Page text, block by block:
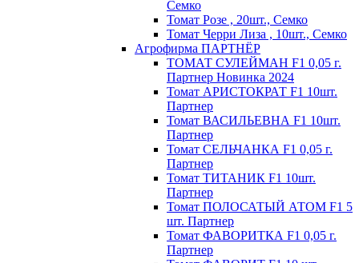
Семко
Томат Розе , 20шт., Семко
Томат Черри Лиза , 10шт., Семко
Агрофирма ПАРТНЁР
ТОМАТ СУЛЕЙМАН F1 0,05 г.
Партнер Новинка 2024
Томат АРИСТОКРАТ F1 10шт.
Партнер
Томат ВАСИЛЬЕВНА F1 10шт.
Партнер
Томат СЕЛЬЧАНКА F1 0,05 г.
Партнер
Томат ТИТАНИК F1 10шт.
Партнер
Томат ПОЛОСАТЫЙ АТОМ F1 5
шт. Партнер
Томат ФАВОРИТКА F1 0,05 г.
Партнер